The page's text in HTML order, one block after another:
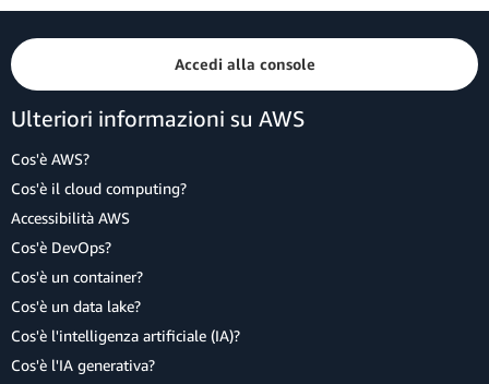
Accedi alla console
Ulteriori informazioni su AWS
Cos'è AWS?
Cos'è il cloud computing?
Accessibilità AWS
Cos'è DevOps?
Cos'è un container?
Cos'è un data lake?
Cos'è l'intelligenza artificiale (IA)?
Cos'è l'IA generativa?